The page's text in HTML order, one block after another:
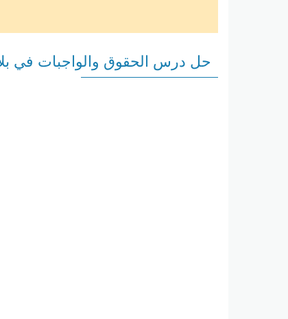
حل درس الحقوق والواجبات في